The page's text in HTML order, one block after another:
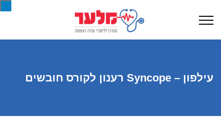
עילפון – Syncope רענון לקורס חובשים